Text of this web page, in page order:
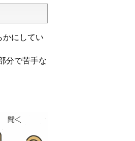
にしてい
分で苦手な